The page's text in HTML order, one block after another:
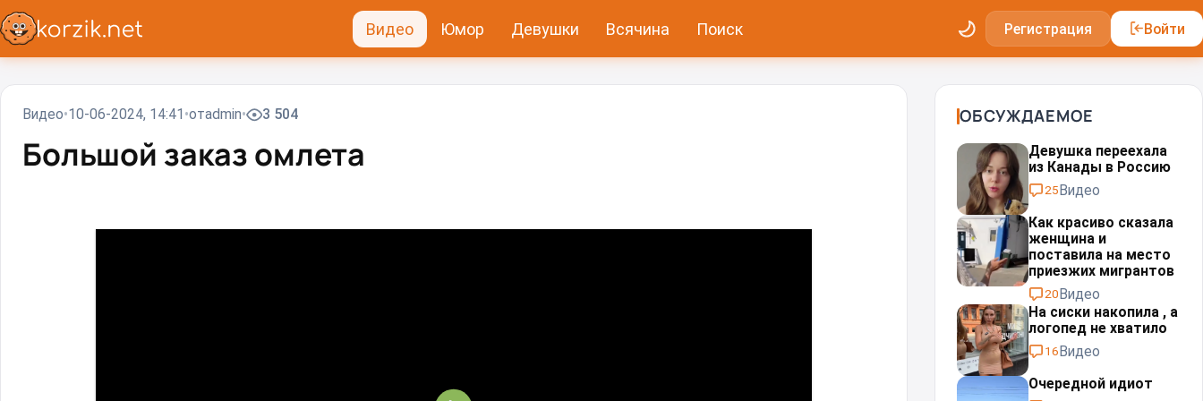
Видео Юмор Девушки Всячина Поиск Регистрация Войти
Видео 10-06-2024, 14:41 отadmin 3 504
Большой заказ омлета⁠⁠
ОБСУЖДАЕМОЕ
Девушка переехала
из Канады в Россию
25Видео
Как красиво сказала
женщина и
поставила на место
приезжих мигрантов⁠⁠
20Видео
На сиски накопила , а
логопед не хватило
16Видео
Очередной идиот